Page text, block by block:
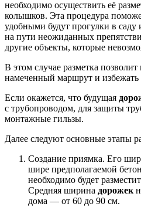
необходимо осуществить её
колышков. Эта процедура
удобными будут прогулки в саду
на пути неожиданных
другие объекты, которые
В этом случае разметка
намеченный маршрут и
Если окажется, что будущая
с трубопроводом, для защиты
монтажные гильзы.
Далее следуют основные этапы
Создание приямка. Его
шире предполагаемой
необходимо будет
Средняя ширина дорожек
дома ― от 60 до 90 см.